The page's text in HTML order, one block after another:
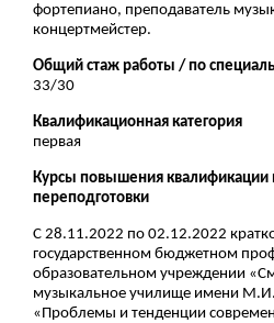
фортепиано, преподаватель
концертмейстер.
Общий стаж работы / по
33/30
Квалификационная категория
первая
Курсы повышения квалификации
переподготовки
С 28.11.2022 по 02.12.2022
государственном бюджетном
образовательном учреждении
музыкальное училище имени
«Проблемы и тенденции